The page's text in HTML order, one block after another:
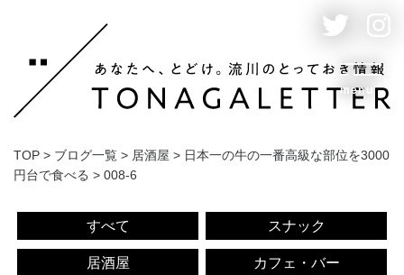
menu
TOP > ブログ一覧 > 居酒屋 > 日本一の牛の一番高級な部位を3000
円台で食べる > 008-6
すべて スナック
居酒屋 カフェ・バー